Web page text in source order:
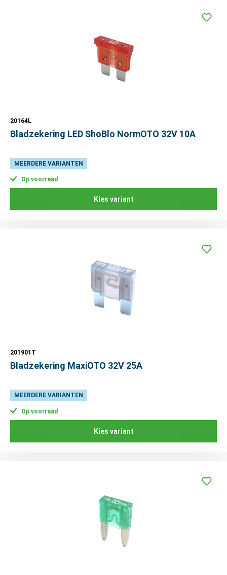
20164L
Bladzekering LED ShoBlo NormOTO 32V 10A
MEERDERE VARIANTEN
Op voorraad
Kies variant
201901T
Bladzekering MaxiOTO 32V 25A
MEERDERE VARIANTEN
Op voorraad
Kies variant